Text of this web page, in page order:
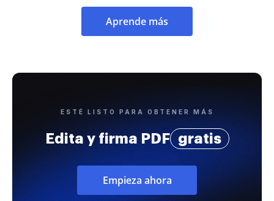
Aprende más
ESTÉ LISTO PARA OBTENER MÁS
Edita y firma PDF gratis
Empieza ahora